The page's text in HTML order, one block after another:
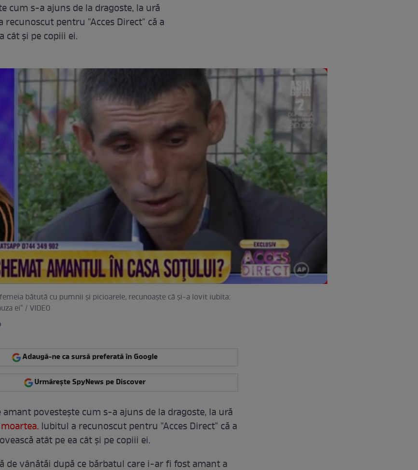
cum s-a ajuns de la dragoste, la ură
pentru "Acces Direct" că a
cât și pe copiii ei.
bătută cu pumnii și picioarele, recunoaște că și-a lovit iubita:
ei" / VIDEO
Adaugă-ne ca sursă preferată în Google
Urmărește SpyNews pe Discover
amant povestește cum s-a ajuns de la dragoste, la ură
Iubitul a recunoscut pentru "Acces Direct" că a
atât pe ea cât și pe copiii ei.
de vânătăi după ce bărbatul care i-ar fi fost amant a